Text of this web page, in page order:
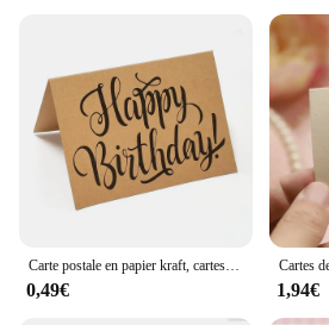
Carte postale en papier kraft, cartes de joyeux anniversaire, carte de vministériels x vierge, cartes d'invitation d'anniversaire, décoration cadeau, 1 pièce, 5 pièces
0,49€ 1,94€